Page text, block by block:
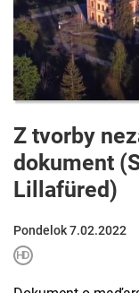
Z tvorby
dokument
Lillafüred)
Pondelok 7.02.2022